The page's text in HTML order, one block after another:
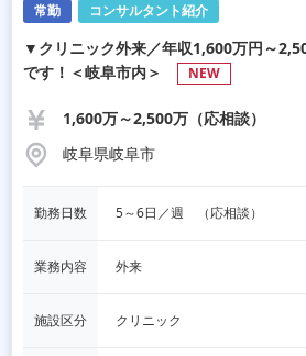
常勤 コンサルタント紹介
▼クリニック外来／年収1,600万円～
です！＜岐阜市内＞
NEW
1,600万～2,500万（応相談）
岐阜県岐阜市
勤務日数 5～6日／週　（応相談）
業務内容 外来
施設区分 クリニック